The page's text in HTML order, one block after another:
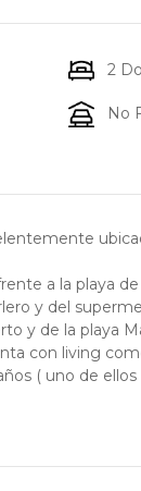
2
No
a la playa
y del
y de la playa
con living
( uno de ellos